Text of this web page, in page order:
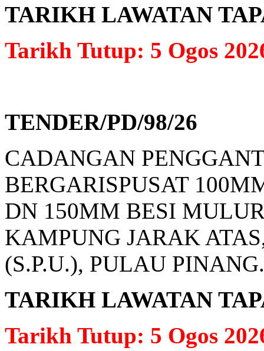
TARIKH LAWATAN
Tarikh Tutup: 5 Ogos
TENDER/PD/98/26
CADANGAN
BERGARISPUSAT
DN 150MM BESI
KAMPUNG JARAK
(S.P.U.), PULAU
TARIKH LAWATAN
Tarikh Tutup: 5 Ogos